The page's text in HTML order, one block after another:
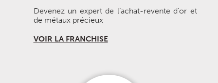
Devenez un expert de l’achat-revente d’or et
de métaux précieux
VOIR LA FRANCHISE